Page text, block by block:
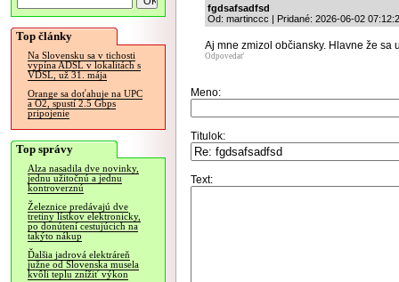
Top články
Na Slovensku sa v tichosti
vypína ADSL v lokalitách s
VDSL, už 31. mája
Orange sa doťahuje na UPC
a O2, spustí 2.5 Gbps
pripojenie
Top správy
Alza nasadila dve novinky,
jednu užitočnú a jednu
kontroverznú
Železnice predávajú dve
tretiny lístkov elektronicky,
po donútení cestujúcich na
takýto nákup
Ďalšia jadrová elektráreň
južne od Slovenska musela
kvôli teplu znížiť výkon
fgdsafsadfsd
Od: martinccc | Pridané: 2026-06-02
Aj mne zmizol občiansky. Hlavne že sa
Odpovedať
Meno:
Titulok:
Text: